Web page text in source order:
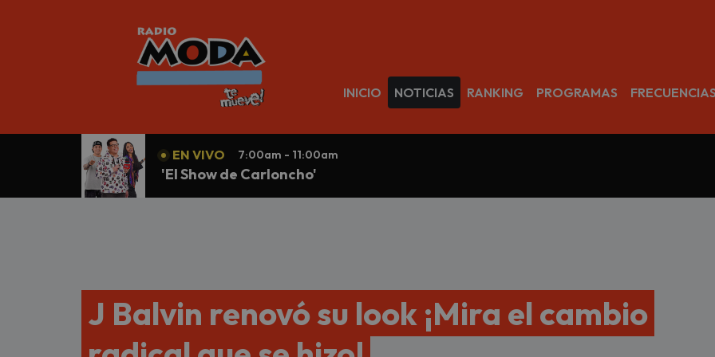
INICIO NOTICIAS RANKING PROGRAMAS FRECUENCIAS
EN VIVO 7:00am - 11:00am
'El Show de Carloncho'
J Balvin renovó su look ¡Mira el cambio